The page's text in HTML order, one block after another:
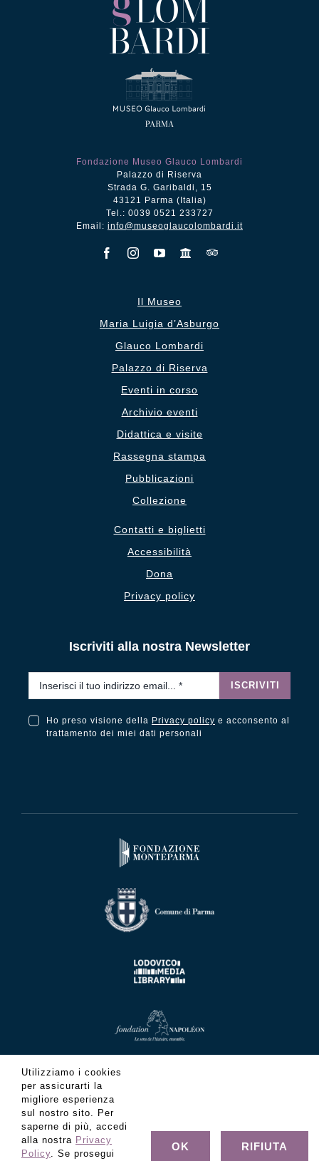
Fondazione Museo Glauco Lombardi
Palazzo di Riserva
Strada G. Garibaldi, 15
43121 Parma (Italia)
Tel.: 0039 0521 233727
Email: info@museoglaucolombardi.it
Il Museo
Maria Luigia d’Asburgo
Glauco Lombardi
Palazzo di Riserva
Eventi in corso
Archivio eventi
Didattica e visite
Rassegna stampa
Pubblicazioni
Collezione
Contatti e biglietti
Accessibilità
Dona
Privacy policy
Iscriviti alla nostra Newsletter
ISCRIVITI
Ho preso visione della Privacy policy e acconsento al
trattamento dei miei dati personali
Utilizziamo i cookies
per assicurarti la
migliore esperienza
sul nostro sito. Per
saperne di più, accedi
alla nostra Privacy
Policy. Se prosegui
OK RIFIUTA